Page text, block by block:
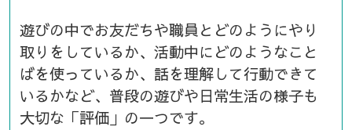
遊びの中でお友だちや職員とどのようにやり
取りをしているか、活動中にどのようなこと
ばを使っているか、話を理解して行動できて
いるかなど、普段の遊びや日常生活の様子も
大切な「評価」の一つです。